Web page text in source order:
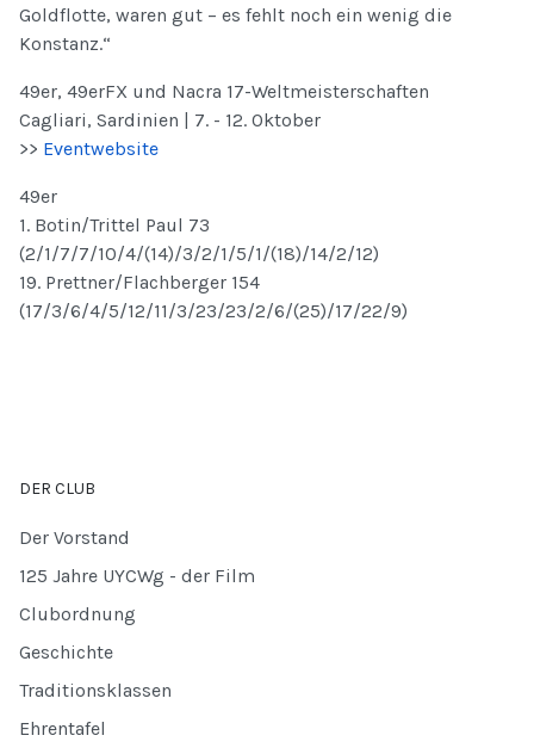
Goldflotte, waren gut – es fehlt noch ein wenig die
Konstanz.“
49er, 49erFX und Nacra 17-Weltmeisterschaften
Cagliari, Sardinien | 7. - 12. Oktober
>> Eventwebsite
49er
1. Botin/Trittel Paul 73
(2/1/7/7/10/4/(14)/3/2/1/5/1/(18)/14/2/12)
19. Prettner/Flachberger 154
(17/3/6/4/5/12/11/3/23/23/2/6/(25)/17/22/9)
DER CLUB
Der Vorstand
125 Jahre UYCWg - der Film
Clubordnung
Geschichte
Traditionsklassen
Ehrentafel